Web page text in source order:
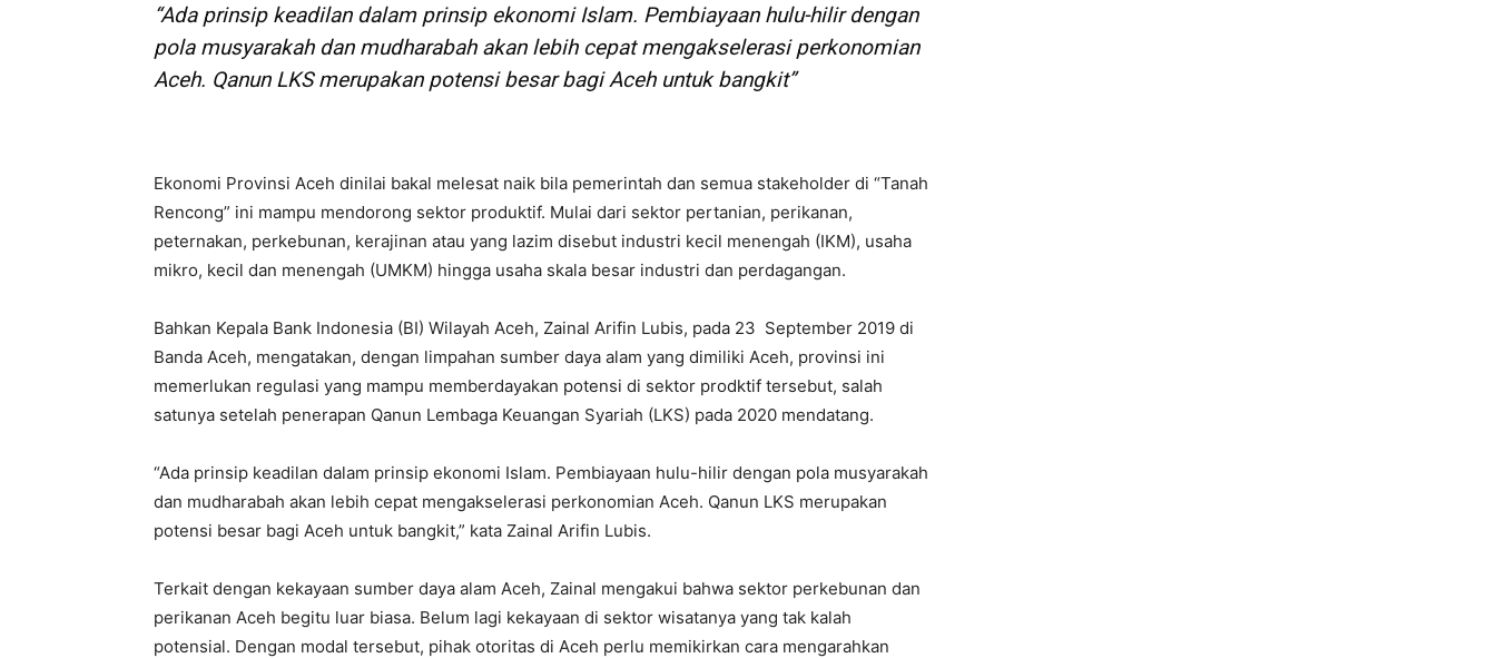
“Ada prinsip keadilan dalam prinsip ekonomi Islam. Pembiayaan hulu-hilir dengan
pola musyarakah dan mudharabah akan lebih cepat mengakselerasi perkonomian
Aceh. Qanun LKS merupakan potensi besar bagi Aceh untuk bangkit”
Ekonomi Provinsi Aceh dinilai bakal melesat naik bila pemerintah dan semua stakeholder di “Tanah
Rencong” ini mampu mendorong sektor produktif. Mulai dari sektor pertanian, perikanan,
peternakan, perkebunan, kerajinan atau yang lazim disebut industri kecil menengah (IKM), usaha
mikro, kecil dan menengah (UMKM) hingga usaha skala besar industri dan perdagangan.
Bahkan Kepala Bank Indonesia (BI) Wilayah Aceh, Zainal Arifin Lubis, pada 23 September 2019 di
Banda Aceh, mengatakan, dengan limpahan sumber daya alam yang dimiliki Aceh, provinsi ini
memerlukan regulasi yang mampu memberdayakan potensi di sektor prodktif tersebut, salah
satunya setelah penerapan Qanun Lembaga Keuangan Syariah (LKS) pada 2020 mendatang.
“Ada prinsip keadilan dalam prinsip ekonomi Islam. Pembiayaan hulu-hilir dengan pola musyarakah
dan mudharabah akan lebih cepat mengakselerasi perkonomian Aceh. Qanun LKS merupakan
potensi besar bagi Aceh untuk bangkit,” kata Zainal Arifin Lubis.
Terkait dengan kekayaan sumber daya alam Aceh, Zainal mengakui bahwa sektor perkebunan dan
perikanan Aceh begitu luar biasa. Belum lagi kekayaan di sektor wisatanya yang tak kalah
potensial. Dengan modal tersebut, pihak otoritas di Aceh perlu memikirkan cara mengarahkan